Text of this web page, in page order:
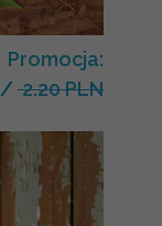
Promocja:
/ 2.20 PLN